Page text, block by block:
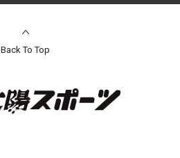
Back To Top